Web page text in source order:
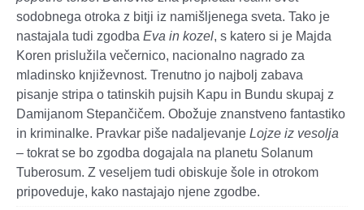
sodobnega otroka z bitji iz namišljenega sveta. Tako je
nastajala tudi zgodba Eva in kozel, s katero si je Majda
Koren prislužila večernico, nacionalno nagrado za
mladinsko književnost. Trenutno jo najbolj zabava
pisanje stripa o tatinskih pujsih Kapu in Bundu skupaj z
Damijanom Stepančičem. Obožuje znanstveno fantastiko
in kriminalke. Pravkar piše nadaljevanje Lojze iz vesolja
– tokrat se bo zgodba dogajala na planetu Solanum
Tuberosum. Z veseljem tudi obiskuje šole in otrokom
pripoveduje, kako nastajajo njene zgodbe.